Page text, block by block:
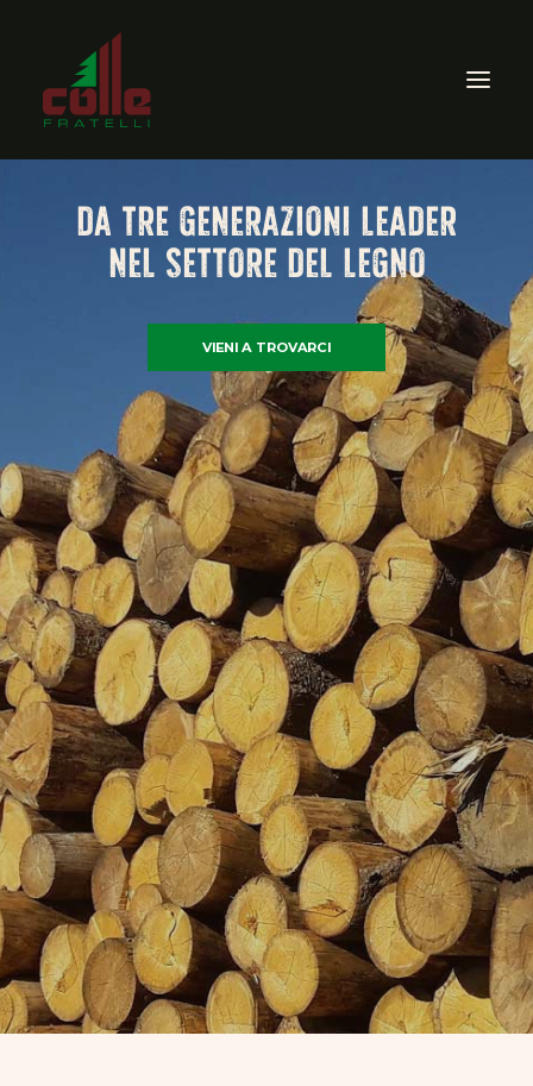
AZIENDA
ARREDO ESTERNO
SEGHERIA
VENDITA PRODOTTI PER
LEGNO
CERTIFICAZIONI
CONTATTI
DA TRE GENERAZIONI LEADER
NEL SETTORE DEL LEGNO
VIENI A TROVARCI